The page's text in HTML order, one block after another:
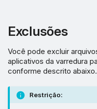
Exclusões
Você pode excluir
aplicativos da varredura
conforme descrito abaixo.
Restrição: